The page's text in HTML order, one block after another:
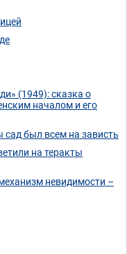
(1949): сказка о
началом и его
сад был всем на зависть
на теракты
невидимости –